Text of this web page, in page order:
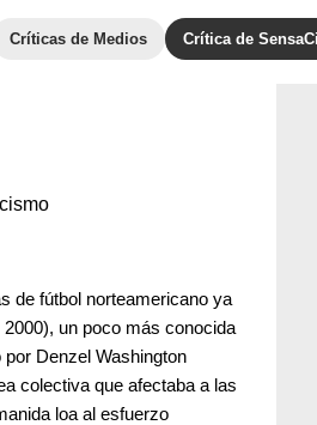
Críticas de Medios Crítica de
de fútbol norteamericano ya
un poco más conocida
Denzel Washington
colectiva que afectaba a las
loa al esfuerzo